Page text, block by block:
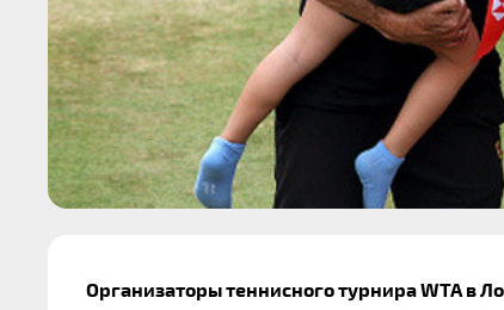
Организаторы теннисного турнира WTA в